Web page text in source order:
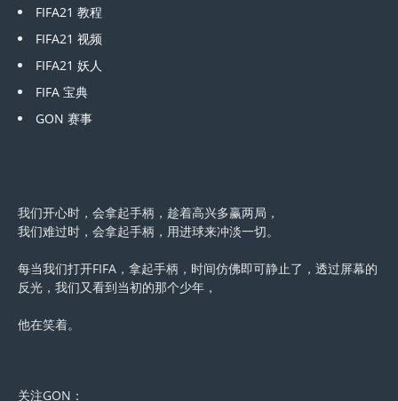
FIFA21 教程
FIFA21 视频
FIFA21 妖人
FIFA 宝典
GON 赛事
我们开心时，会拿起手柄，趁着高兴多赢两局，
我们难过时，会拿起手柄，用进球来冲淡一切。
每当我们打开FIFA，拿起手柄，时间仿佛即可静止了，透过屏幕的
反光，我们又看到当初的那个少年，
他在笑着。
关注GON：